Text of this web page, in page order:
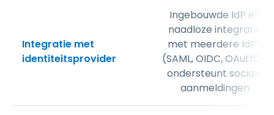
Integratie met
identiteitsprovider
Ingebouwde IdP en
naadloze integratie
met meerdere IdP's
(SAML, OIDC, OAuth2);
ondersteunt sociale
aanmeldingen